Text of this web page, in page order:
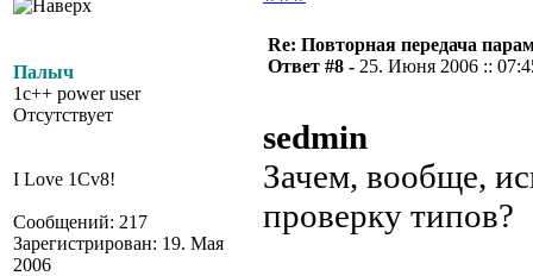
Палыч
1c++ power user
Отсутствует
I Love 1Cv8!
Сообщений: 217
Зарегистрирован: 19. Мая
2006
Re: Повторная передача
Ответ #8 - 25. Июня 2006 ::
sedmin
Зачем, вообще,
проверку типов?